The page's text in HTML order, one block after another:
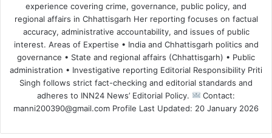
experience covering crime, governance, public policy, and
regional affairs in Chhattisgarh Her reporting focuses on factual
accuracy, administrative accountability, and issues of public
interest. Areas of Expertise • India and Chhattisgarh politics and
governance • State and regional affairs (Chhattisgarh) • Public
administration • Investigative reporting Editorial Responsibility Priti
Singh follows strict fact-checking and editorial standards and
adheres to INN24 News’ Editorial Policy.
Contact:
manni200390@gmail.com Profile Last Updated: 20 January 2026